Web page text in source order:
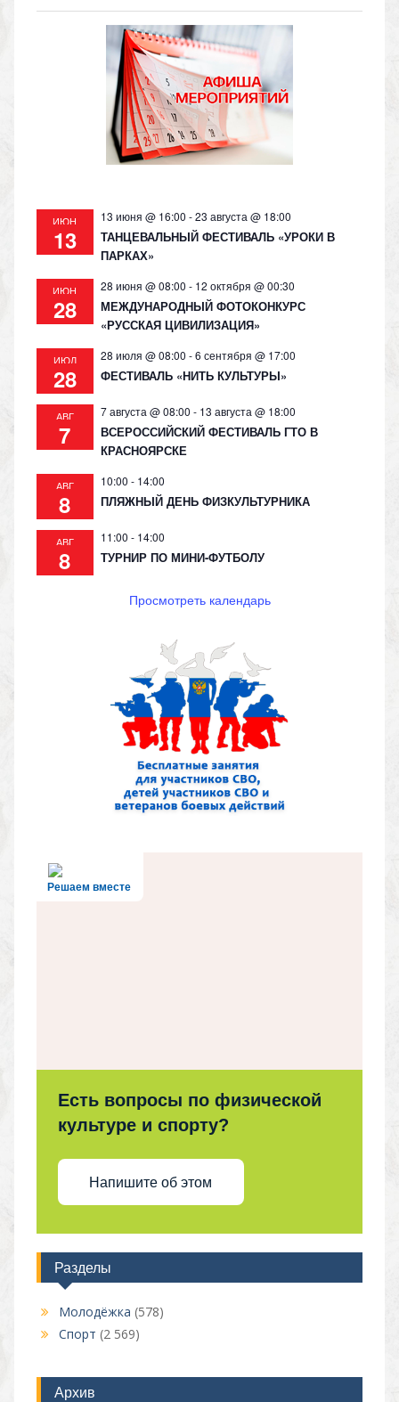
o
kl
as
s
ni
ki
gr
a
m
s
A
p
p
y
Li
n
k
ИЮН
13
13 июня @ 16:00 -23 августа @ 18:00
ТАНЦЕВАЛЬНЫЙ ФЕСТИВАЛЬ «УРОКИ В
ПАРКАХ»
ИЮН
28
28 июня @ 08:00 - 12 октября @ 00:30
МЕЖДУНАРОДНЫЙ ФОТОКОНКУРС
«РУССКАЯ ЦИВИЛИЗАЦИЯ»
ИЮЛ
28
28 июля @ 08:00 -6 сентября @ 17:00
ФЕСТИВАЛЬ «НИТЬ КУЛЬТУРЫ»
АВГ
7
7 августа @ 08:00 - 13 августа @ 18:00
ВСЕРОССИЙСКИЙ ФЕСТИВАЛЬ ГТО В
КРАСНОЯРСКЕ
АВГ
8
10:00 - 14:00
ПЛЯЖНЫЙ ДЕНЬ ФИЗКУЛЬТУРНИКА
АВГ
8
11:00 - 14:00
ТУРНИР ПО МИНИ-ФУТБОЛУ
Просмотреть календарь
Решаем вместе
Есть вопросы по физической
культуре и спорту?
Напишите об этом
Разделы
Молодёжка (578)
Спорт (2 569)
Архив